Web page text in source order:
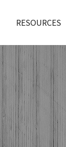
RESOURCES